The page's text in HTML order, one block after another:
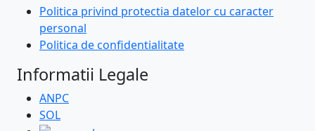
Politica privind protectia datelor cu caracter
personal
Politica de confidentialitate
Informatii Legale
ANPC
SOL